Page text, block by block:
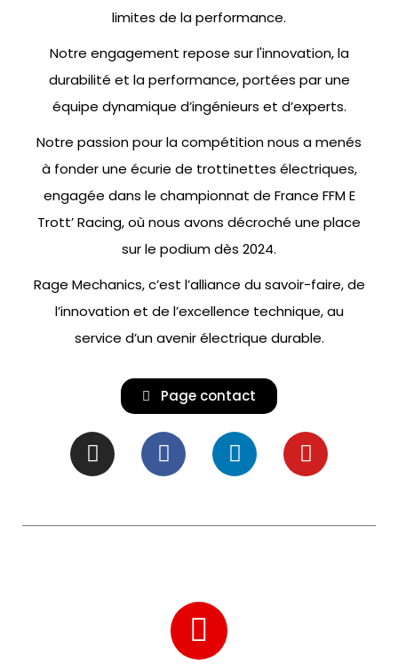
limites de la performance.
Notre engagement repose sur l'innovation, la
durabilité et la performance, portées par une
équipe dynamique d’ingénieurs et d’experts.
Notre passion pour la compétition nous a menés
à fonder une écurie de trottinettes électriques,
engagée dans le championnat de France FFM E
Trott’ Racing, où nous avons décroché une place
sur le podium dès 2024.
Rage Mechanics, c’est l’alliance du savoir-faire, de
l’innovation et de l’excellence technique, au
service d’un avenir électrique durable.
Page contact